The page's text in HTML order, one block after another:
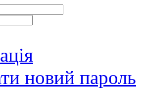
новий пароль